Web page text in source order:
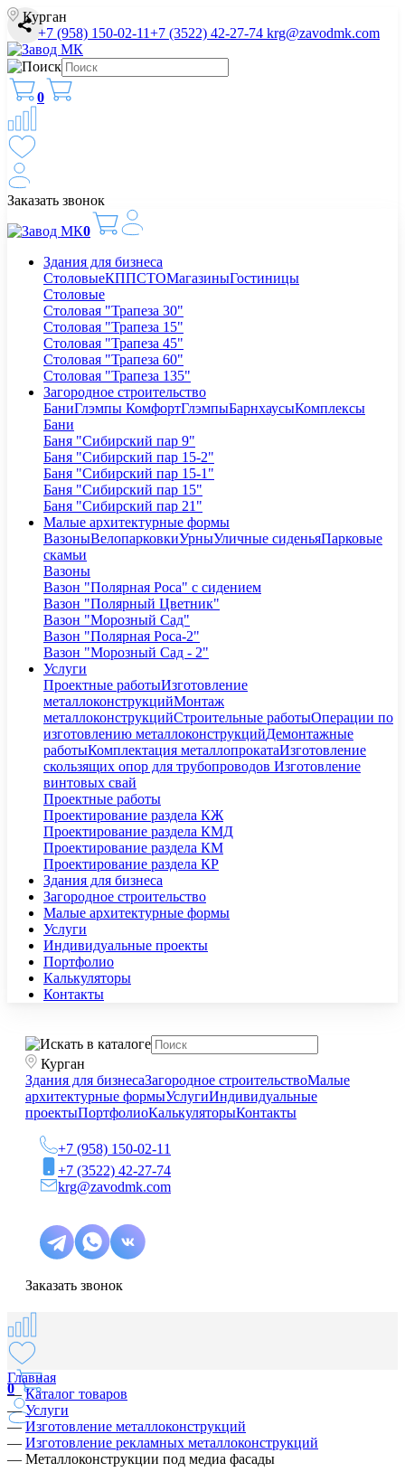
Курган
+7 (958) 150-02-11+7 (3522) 42-27-74 krg@zavodmk.com
0
Заказать звонок
0
Здания для бизнеса
СтоловыеКППСТОМагазиныГостиницы
Столовые
Столовая "Трапеза 30"
Столовая "Трапеза 15"
Столовая "Трапеза 45"
Столовая "Трапеза 60"
Столовая "Трапеза 135"
Загородное строительство
БаниГлэмпы КомфортГлэмпыБарнхаусыКомплексы
Бани
Баня "Сибирский пар 9"
Баня "Сибирский пар 15-2"
Баня "Сибирский пар 15-1"
Баня "Сибирский пар 15"
Баня "Сибирский пар 21"
Малые архитектурные формы
ВазоныВелопарковкиУрныУличные сиденьяПарковые
скамьи
Вазоны
Вазон "Полярная Роса" с сидением
Вазон "Полярный Цветник"
Вазон "Морозный Сад"
Вазон "Полярная Роса-2"
Вазон "Морозный Сад - 2"
Услуги
Проектные работыИзготовление
металлоконструкцийМонтаж
металлоконструкцийСтроительные работыОперации по
изготовлению металлоконструкцийДемонтажные
работыКомплектация металлопрокатаИзготовление
скользящих опор для трубопроводов Изготовление
винтовых свай
Проектные работы
Проектирование раздела КЖ
Проектирование раздела КМД
Проектирование раздела КМ
Проектирование раздела КР
Здания для бизнеса
Загородное строительство
Малые архитектурные формы
Услуги
Индивидуальные проекты
Портфолио
Калькуляторы
Контакты
Курган
Здания для бизнесаЗагородное строительствоМалые
архитектурные формыУслугиИндивидуальные
проектыПортфолиоКалькуляторыКонтакты
+7 (958) 150-02-11
+7 (3522) 42-27-74
krg@zavodmk.com
Заказать звонок
0
Главная
—Каталог товаров
—Услуги
—Изготовление металлоконструкций
— Изготовление рекламных металлоконструкций
— Металлоконструкции под медиа фасады